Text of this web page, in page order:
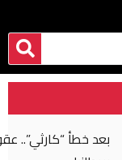
في